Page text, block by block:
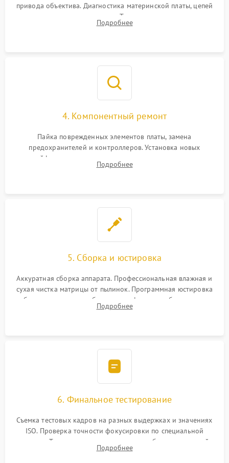
привода объектива. Диагностика материнской платы, цепей
питания и картоприемника. Тестирование механизма
затвора и блока внутрикамерной стабилизации.
Подробнее
4. Компонентный ремонт
Пайка поврежденных элементов платы, замена
предохранителей и контроллеров. Установка новых
шлейфов, дисплея, механизма затвора или двигателя
автофокуса. Восстановление геометрии тубуса объектива
Подробнее
5. Сборка и юстировка
Аккуратная сборка аппарата. Профессиональная влажная и
сухая чистка матрицы от пылинок. Программная юстировка
рабочего отрезка, калибровка автофокуса, стабилизатора и
экспозамера с помощью сервисного ПО.
Подробнее
6. Финальное тестирование
Съемка тестовых кадров на разных выдержках и значениях
ISO. Проверка точности фокусировки по специальной
мишени. Тест записи на карту памяти, работы встроенной
вспышки, микрофона и всех кнопок управления.
Подробнее